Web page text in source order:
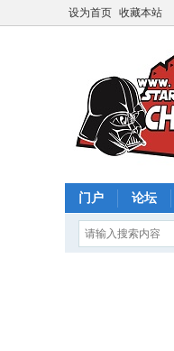
设为首页 收藏本站
门户 论坛